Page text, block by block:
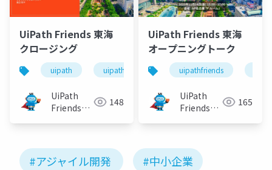
UiPath Friends 東海
クロージング
uipath uipathfriends
UiPath
Friends
148
UiPath Friends 東海
オープニングトーク
uipathfriends
UiPath
Friends
165
#アジャイル開発 #中小企業